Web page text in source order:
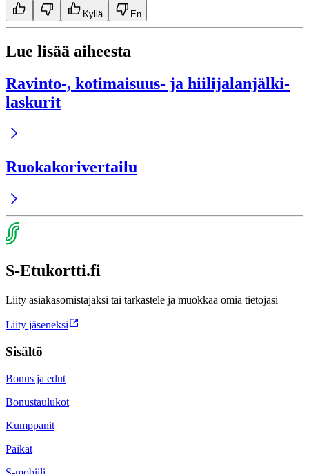
Kyllä En
Lue lisää aiheesta
Ravinto-, kotimaisuus- ja hiili­jalan­jälki­
laskurit
Ruoka­kori­vertailu
S-Etukortti.fi
Liity asiakasomistajaksi tai tarkastele ja muokkaa omia tietojasi
Liity jäseneksi
Sisältö
Bonus ja edut
Bonustaulukot
Kumppanit
Paikat